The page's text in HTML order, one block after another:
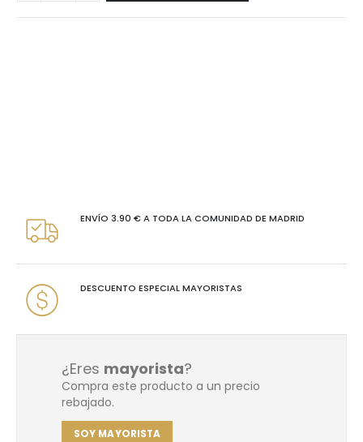
ENVÍO 3.90 € A TODA LA COMUNIDAD DE MADRID
DESCUENTO ESPECIAL MAYORISTAS
¿Eres mayorista?
Compra este producto a un precio
rebajado.
SOY MAYORISTA